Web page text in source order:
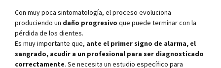
Con muy poca sintomatología, el proceso evoluciona
produciendo un daño progresivo que puede terminar con la
pérdida de los dientes.
Es muy importante que, ante el primer signo de alarma, el
sangrado, acudir a un profesional para ser diagnosticado
correctamente. Se necesita un estudio específico para